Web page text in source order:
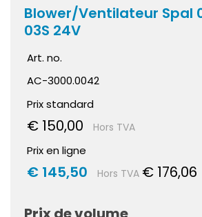
Blower/Ventilateur Spal
03S 24V
Art. no.
AC-3000.0042
Prix standard
€ 150,00 Hors TVA
Prix en ligne
€ 145,50 Hors TVA € 176,06